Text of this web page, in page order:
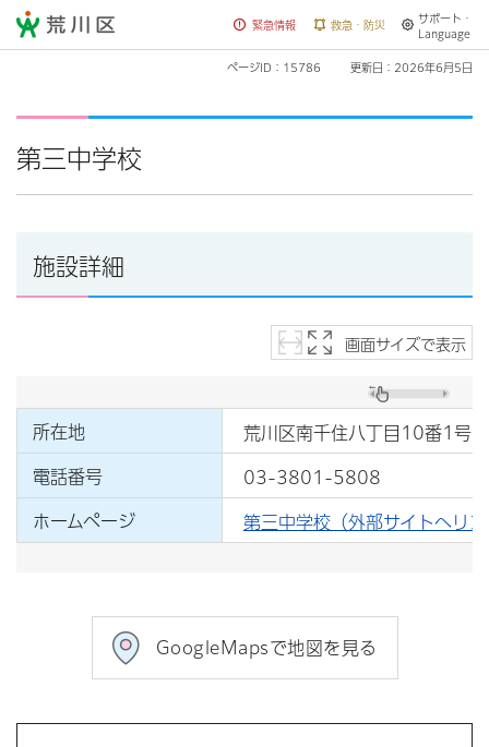
荒川区 緊急情報 救急・防災
サポート・
Language
ページID：15786 更新日：2026年6月5日
第三中学校
施設詳細
画面サイズで表示
所在地 荒川区南千住八丁目10番1号
電話番号 03-3801-5808
ホームページ 第三中学校（外部サイトへリ
GoogleMapsで地図を見る